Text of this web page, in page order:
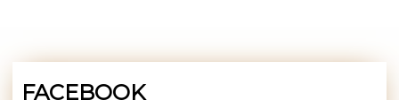
FACEBOOK